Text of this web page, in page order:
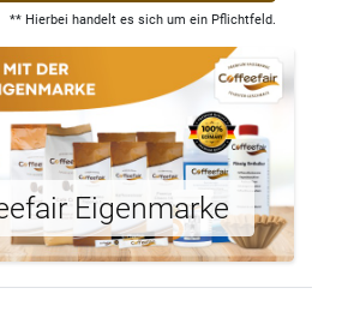
** Hierbei handelt es sich um ein Pflichtfeld.
Eigenmarke